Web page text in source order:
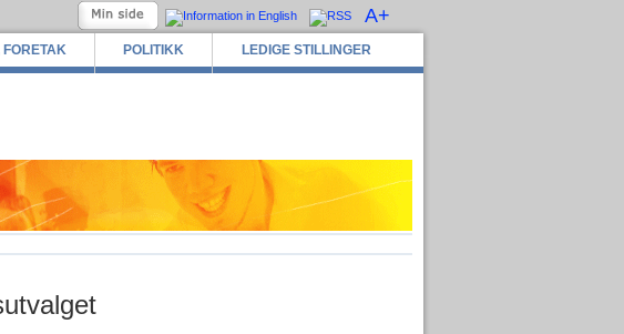
FORETAK POLITIKK LEDIGE STILLINGER
A+